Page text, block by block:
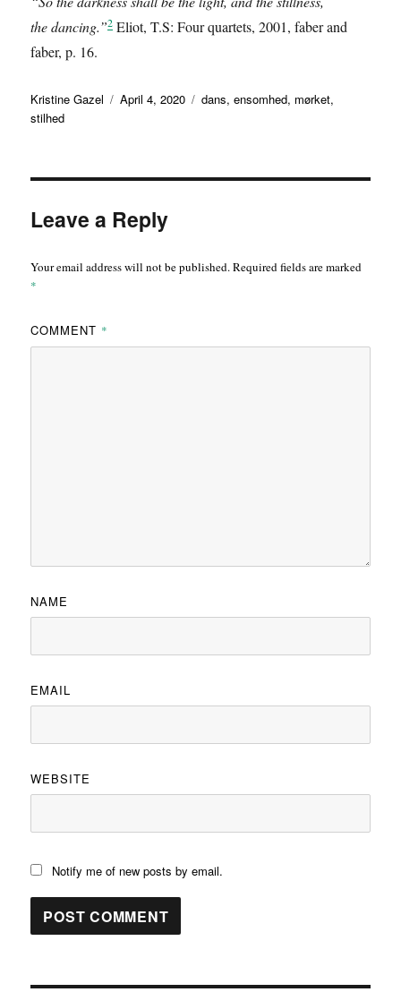
the dancing.”2 Eliot, T.S: Four quartets, 2001, faber and
faber, p. 16.
Author
Kristine Gazel
Posted
April 4, 2020 Tags
dans,ensomhed, mørket,
stilhed
Leave a Reply
Your email address will not be published.Required fields are marked
*
COMMENT *
NAME
EMAIL
WEBSITE
Notify me of new posts by email.